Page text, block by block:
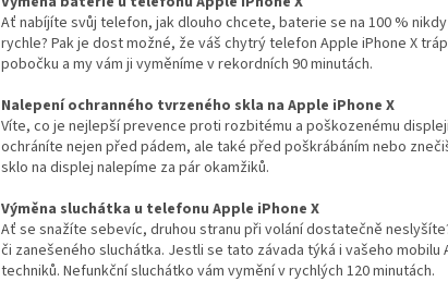
Ať nabíjíte svůj telefon, jak dlouho chcete, baterie se na 100 %
rychle? Pak je dost možné, že váš chytrý telefon Apple iPhone X
pobočku a my vám ji vyměníme v rekordních 90 minutách.
Nalepení ochranného tvrzeného skla na Apple iPhone X
Víte, co je nejlepší prevence proti rozbitému a poškozenému
ochráníte nejen před pádem, ale také před poškrábáním nebo
sklo na displej nalepíme za pár okamžiků.
Výměna sluchátka u telefonu Apple iPhone X
Ať se snažíte sebevíc, druhou stranu při volání dostatečně
či zanešeného sluchátka. Jestli se tato závada týká i vašeho
techniků. Nefunkční sluchátko vám vymění v rychlých 120 minutách.